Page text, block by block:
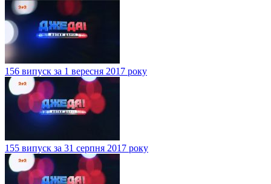
156 випуск за 1 вересня 2017 року
155 випуск за 31 серпня 2017 року